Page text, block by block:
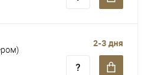
2-3 дня